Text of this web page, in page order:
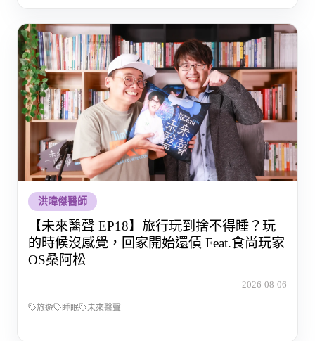
洪暐傑醫師
【未來醫聲 EP18】旅行玩到捨不得睡？玩
的時候沒感覺，回家開始還債 Feat.食尚玩家
OS桑阿松
2026-08-06
旅遊 睡眠 未來醫聲